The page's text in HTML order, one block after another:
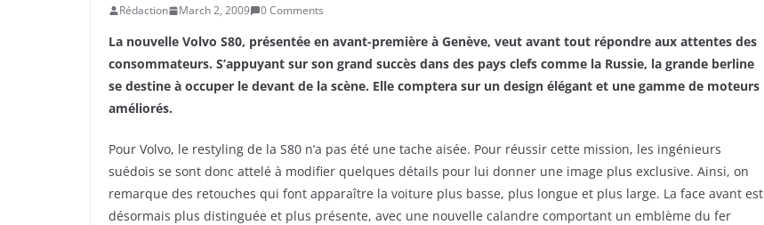
Rédaction March 2, 2009 0 Comments
La nouvelle Volvo S80, présentée en avant-première à Genève, veut avant tout répondre aux attentes des
consommateurs. S’appuyant sur son grand succès dans des pays clefs comme la Russie, la grande berline
se destine à occuper le devant de la scène. Elle comptera sur un design élégant et une gamme de moteurs
améliorés.
Pour Volvo, le restyling de la S80 n’a pas été une tache aisée. Pour réussir cette mission, les ingénieurs
suédois se sont donc attelé à modifier quelques détails pour lui donner une image plus exclusive. Ainsi, on
remarque des retouches qui font apparaître la voiture plus basse, plus longue et plus large. La face avant est
désormais plus distinguée et plus présente, avec une nouvelle calandre comportant un emblème du fer